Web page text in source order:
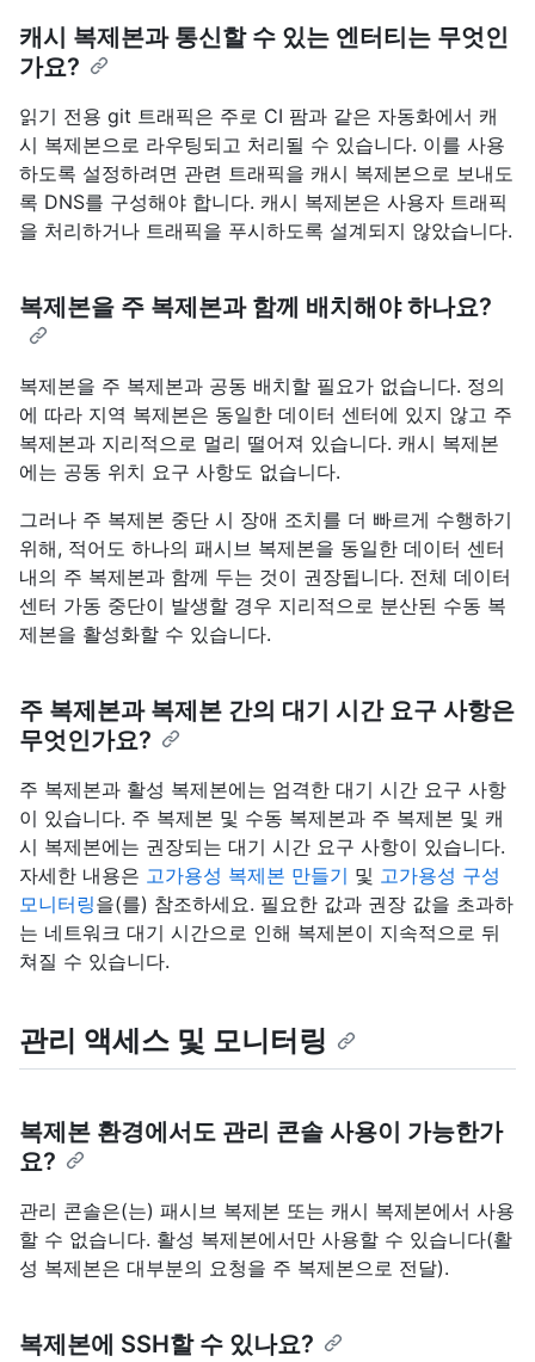
캐시 복제본과 통신할 수 있는 엔터티는 무엇인
가요?
읽기 전용 git 트래픽은 주로 CI 팜과 같은 자동화에서 캐
시 복제본으로 라우팅되고 처리될 수 있습니다. 이를 사용
하도록 설정하려면 관련 트래픽을 캐시 복제본으로 보내도
록 DNS를 구성해야 합니다. 캐시 복제본은 사용자 트래픽
을 처리하거나 트래픽을 푸시하도록 설계되지 않았습니다.
복제본을 주 복제본과 함께 배치해야 하나요?
복제본을 주 복제본과 공동 배치할 필요가 없습니다. 정의
에 따라 지역 복제본은 동일한 데이터 센터에 있지 않고 주
복제본과 지리적으로 멀리 떨어져 있습니다. 캐시 복제본
에는 공동 위치 요구 사항도 없습니다.
그러나 주 복제본 중단 시 장애 조치를 더 빠르게 수행하기
위해, 적어도 하나의 패시브 복제본을 동일한 데이터 센터
내의 주 복제본과 함께 두는 것이 권장됩니다. 전체 데이터
센터 가동 중단이 발생할 경우 지리적으로 분산된 수동 복
제본을 활성화할 수 있습니다.
주 복제본과 복제본 간의 대기 시간 요구 사항은
무엇인가요?
주 복제본과 활성 복제본에는 엄격한 대기 시간 요구 사항
이 있습니다. 주 복제본 및 수동 복제본과 주 복제본 및 캐
시 복제본에는 권장되는 대기 시간 요구 사항이 있습니다.
자세한 내용은 고가용성 복제본 만들기 및 고가용성 구성
모니터링을(를) 참조하세요. 필요한 값과 권장 값을 초과하
는 네트워크 대기 시간으로 인해 복제본이 지속적으로 뒤
쳐질 수 있습니다.
관리 액세스 및 모니터링
복제본 환경에서도 관리 콘솔 사용이 가능한가
요?
관리 콘솔은(는) 패시브 복제본 또는 캐시 복제본에서 사용
할 수 없습니다. 활성 복제본에서만 사용할 수 있습니다(활
성 복제본은 대부분의 요청을 주 복제본으로 전달).
복제본에 SSH할 수 있나요?